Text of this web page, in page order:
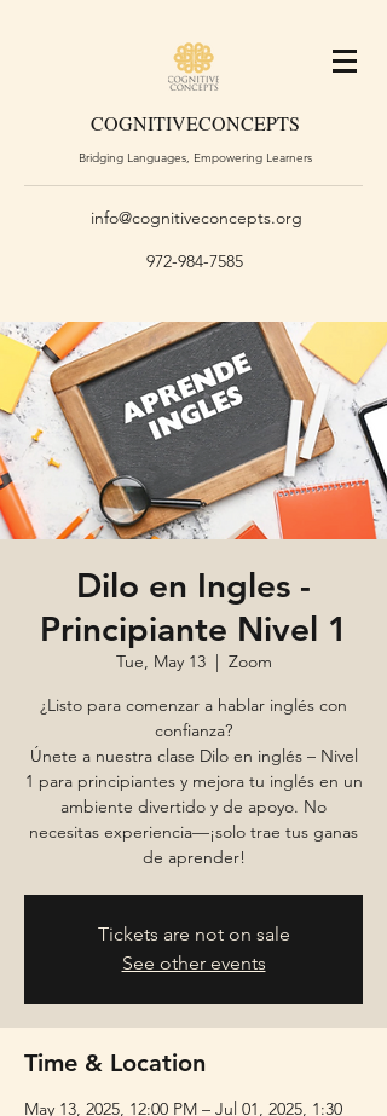
COGNITIVECONCEPTS
Bridging Languages, Empowering Learners
info@cognitiveconcepts.org
972-984-7585
Dilo en Ingles -
Principiante Nivel 1
Tue, May 13
  |
Zoom
¿Listo para comenzar a hablar inglés con
confianza?
Únete a nuestra clase Dilo en inglés – Nivel
1 para principiantes y mejora tu inglés en un
ambiente divertido y de apoyo. No
necesitas experiencia—¡solo trae tus ganas
de aprender!
Tickets are not on sale
See other events
Time & Location
May 13, 2025, 12:00 PM – Jul 01, 2025, 1:30